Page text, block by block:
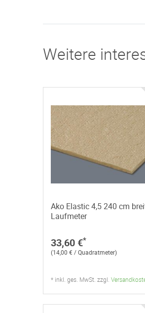
Weitere
Ako Elastic 4,5 240 cm
Laufmeter
33,60 €*
(14,00 € / Quadratmeter)
* inkl. ges. MwSt. zzgl.